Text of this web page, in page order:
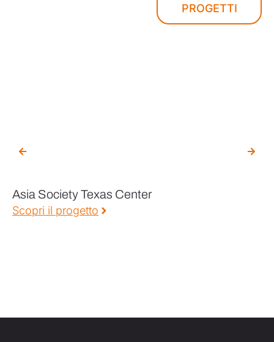
PROGETTI
Asia Society Texas Center
Scopri il progetto